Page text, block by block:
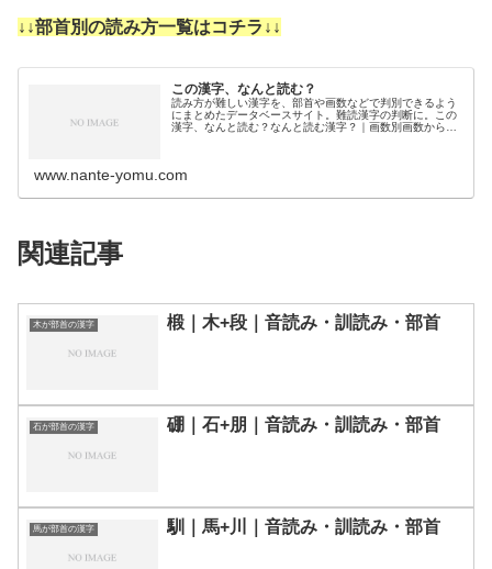
↓↓部首別の読み方一覧はコチラ↓↓
この漢字、なんと読む？
読み方が難しい漢字を、部首や画数などで判別できるよう
にまとめたデータベースサイト。難読漢字の判断に。この
漢字、なんと読む？なんと読む漢字？｜画数別画数から漢
www.nante-yomu.com
関連記事
木が部首の漢字 椴｜木+段｜音読み・訓読み・部首
石が部首の漢字 硼｜石+朋｜音読み・訓読み・部首
馬が部首の漢字 馴｜馬+川｜音読み・訓読み・部首